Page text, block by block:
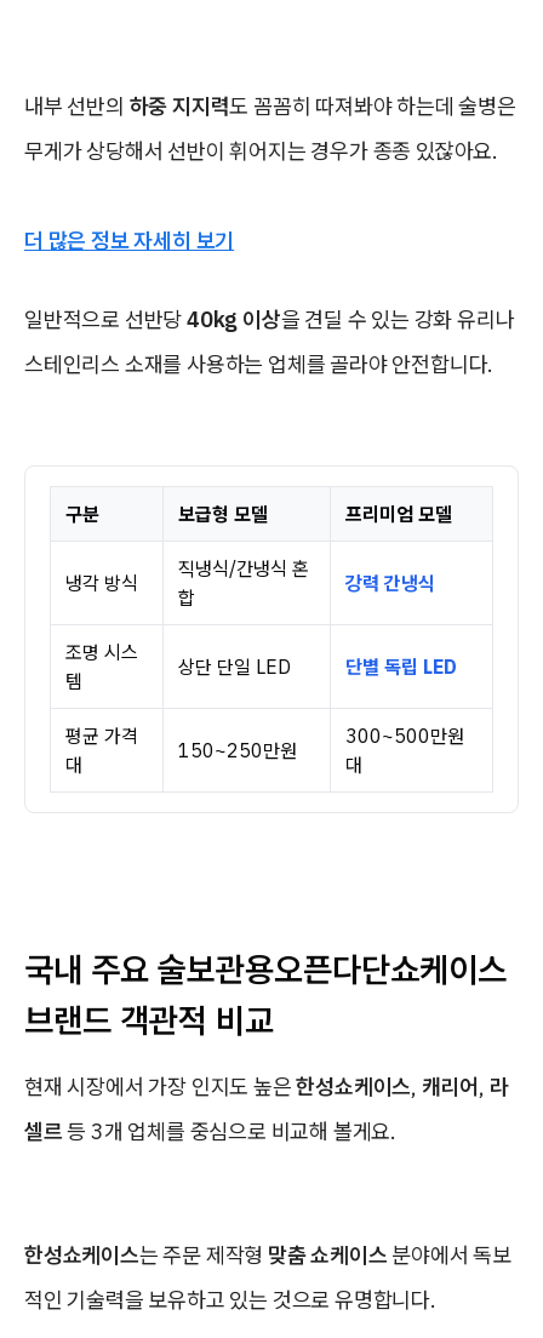
내부 선반의 하중 지지력도 꼼꼼히 따져봐야 하는데 술병은
무게가 상당해서 선반이 휘어지는 경우가 종종 있잖아요.
더 많은 정보 자세히 보기
일반적으로 선반당40kg 이상을 견딜 수 있는 강화 유리나
스테인리스 소재를 사용하는 업체를 골라야 안전합니다.
구분 보급형 모델 프리미엄 모델
냉각 방식
직냉식/간냉식 혼
합
강력 간냉식
조명 시스
템
상단 단일 LED 단별 독립 LED
평균 가격
대
150~250만원
300~500만원
대
국내 주요 술보관용오픈다단쇼케이스
브랜드 객관적 비교
현재 시장에서 가장 인지도 높은한성쇼케이스, 캐리어, 라
셀르등 3개 업체를 중심으로 비교해 볼게요.
한성쇼케이스는 주문 제작형 맞춤 쇼케이스 분야에서 독보
적인 기술력을 보유하고 있는 것으로 유명합니다.